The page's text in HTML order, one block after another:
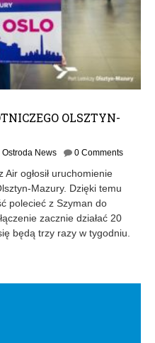
OLSZTYN-
Ostroda News 0 Comments
ogłosił uruchomienie
Mazury. Dzięki temu
polecieć z Szyman do
zacznie działać 20
będą trzy razy w tygodniu.